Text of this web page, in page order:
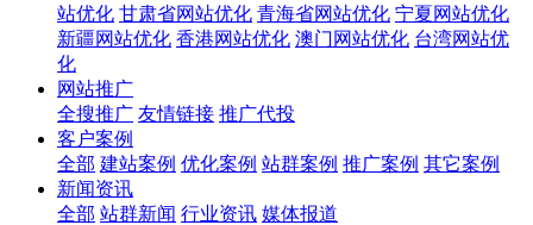
站优化 甘肃省网站优化 青海省网站优化 宁夏网站优化
新疆网站优化 香港网站优化 澳门网站优化 台湾网站优
化
网站推广
全搜推广 友情链接 推广代投
客户案例
全部 建站案例 优化案例 站群案例 推广案例 其它案例
新闻资讯
全部 站群新闻 行业资讯 媒体报道